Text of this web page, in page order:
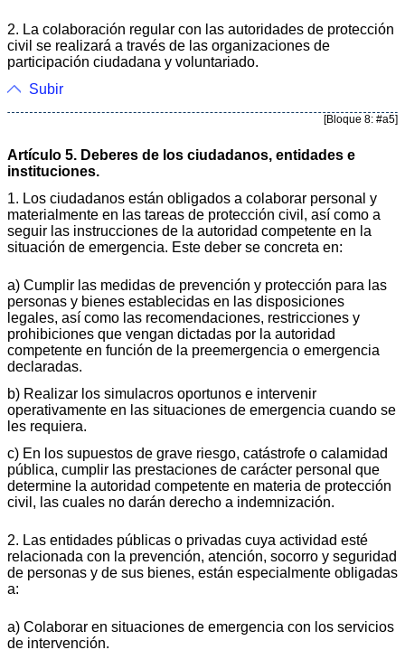
2. La colaboración regular con las autoridades de protección
civil se realizará a través de las organizaciones de
participación ciudadana y voluntariado.
Subir
[Bloque 8: #a5]
Artículo 5. Deberes de los ciudadanos, entidades e
instituciones.
1. Los ciudadanos están obligados a colaborar personal y
materialmente en las tareas de protección civil, así como a
seguir las instrucciones de la autoridad competente en la
situación de emergencia. Este deber se concreta en:
a) Cumplir las medidas de prevención y protección para las
personas y bienes establecidas en las disposiciones
legales, así como las recomendaciones, restricciones y
prohibiciones que vengan dictadas por la autoridad
competente en función de la preemergencia o emergencia
declaradas.
b) Realizar los simulacros oportunos e intervenir
operativamente en las situaciones de emergencia cuando se
les requiera.
c) En los supuestos de grave riesgo, catástrofe o calamidad
pública, cumplir las prestaciones de carácter personal que
determine la autoridad competente en materia de protección
civil, las cuales no darán derecho a indemnización.
2. Las entidades públicas o privadas cuya actividad esté
relacionada con la prevención, atención, socorro y seguridad
de personas y de sus bienes, están especialmente obligadas
a:
a) Colaborar en situaciones de emergencia con los servicios
de intervención.